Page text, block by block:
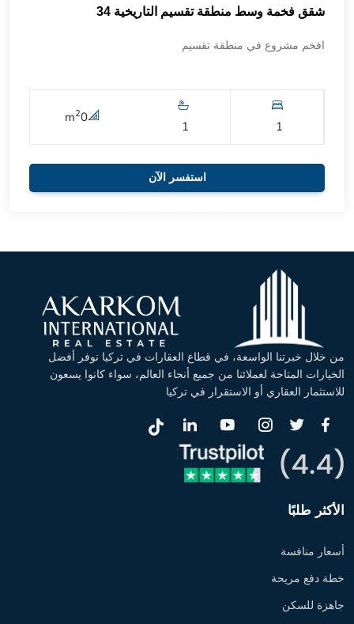
شقق فخمة وسط منطقة تقسيم التاريخية 34
افخم مشروع في منطقة تقسيم
1
1
0
m2
استفسر الآن
من خلال خبرتنا الواسعة، في قطاع العقارات في تركيا نوفر أفضل
الخيارات المتاحة لعملائنا من جميع أنحاء العالم، سواء كانوا يسعون
للاستثمار العقاري أو الاستقرار في تركيا
الأكثر طلبًا
أسعار منافسة
خطة دفع مريحة
جاهزة للسكن